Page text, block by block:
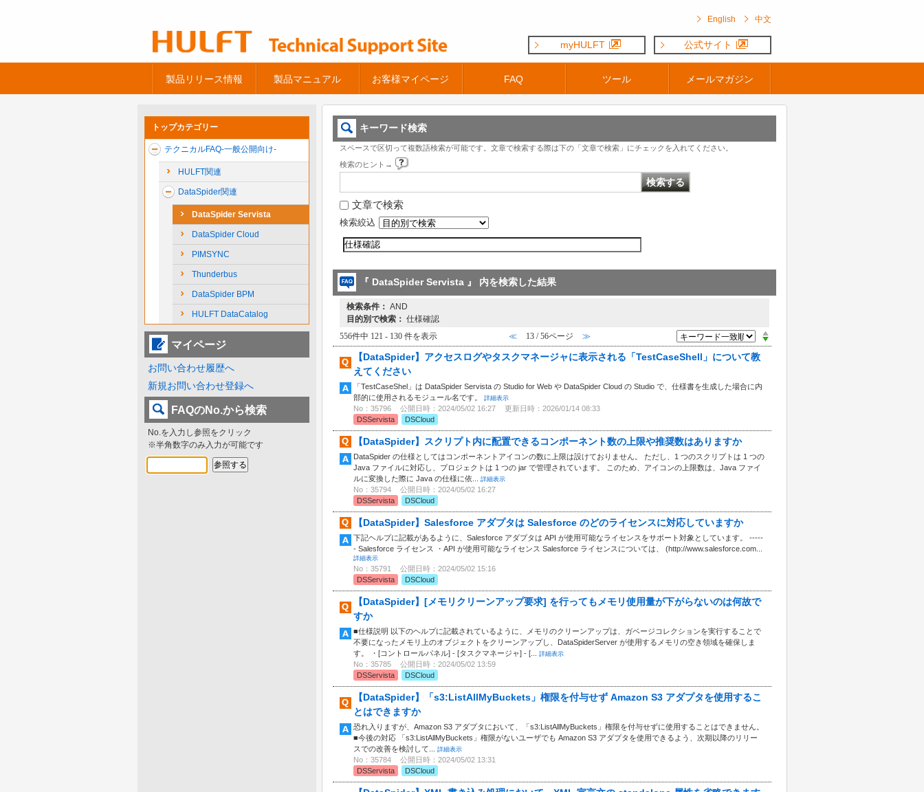
English 中文
製品リリース情報 製品マニュアル お客様マイページ FAQ ツール メールマガジン
myHULFT 公式サイト
トップカテゴリー
テクニカルFAQ-一般公開向け-
HULFT関連
DataSpider関連
DataSpider Servista
DataSpider Cloud
PIMSYNC
Thunderbus
DataSpider BPM
HULFT DataCatalog
マイページ
お問い合わせ履歴へ
新規お問い合わせ登録へ
FAQのNo.から検索
No.を入力し参照をクリック
※半角数字のみ入力が可能です
キーワード検索
スペースで区切って複数語検索が可能です。文章で検索する際は下の「文章で検索」にチェックを入れてください。
検索のヒント→
文章で検索
検索絞込
『 DataSpider Servista 』 内を検索した結果
検索条件： AND
目的別で検索： 仕様確認
556件中 121 - 130 件を表示
≪ 13 / 56ページ ≫
【DataSpider】アクセスログやタスクマネージャに表示される「TestCaseShell」について教
えてください
「TestCaseShel」は DataSpider Servista の Studio for Web や DataSpider Cloud の Studio で、仕様書を生成した場合に内
部的に使用されるモジュール名です。
詳細表示
No：35796 公開日時：2024/05/02 16:27
更新日時：2026/01/14 08:33
DSServista
DSCloud
【DataSpider】スクリプト内に配置できるコンポーネント数の上限や推奨数はありますか
DataSpider の仕様としてはコンポーネントアイコンの数に上限は設けておりません。 ただし、1 つのスクリプトは 1 つの
Java ファイルに対応し、プロジェクトは 1 つの jar で管理されています。 このため、アイコンの上限数は、Java ファイ
ルに変換した際に Java の仕様に依...
詳細表示
No：35794
公開日時：2024/05/02 16:27
DSServista
DSCloud
【DataSpider】Salesforce アダプタは Salesforce のどのライセンスに対応していますか
下記ヘルプに記載があるように、Salesforce アダプタは API が使用可能なライセンスをサポート対象としています。 -----
- Salesforce ライセンス ・API が使用可能なライセンス Salesforce ライセンスについては、 (http://www.salesforce.com...
詳細表示
No：35791
公開日時：2024/05/02 15:16
DSServista
DSCloud
【DataSpider】[メモリクリーンアップ要求] を行ってもメモリ使用量が下がらないのは何故で
すか
■仕様説明 以下のヘルプに記載されているように、メモリのクリーンアップは、ガベージコレクションを実行することで
不要になったメモリ上のオブジェクトをクリーンアップし、DataSpiderServer が使用するメモリの空き領域を確保しま
す。 ・[コントロールパネル] - [タスクマネージャ] - [...
詳細表示
No：35785
公開日時：2024/05/02 13:59
DSServista
DSCloud
【DataSpider】「s3:ListAllMyBuckets」権限を付与せず Amazon S3 アダプタを使用するこ
とはできますか
恐れ入りますが、Amazon S3 アダプタにおいて、「s3:ListAllMyBuckets」権限を付与せずに使用することはできません。
■今後の対応 「s3:ListAllMyBuckets」権限がないユーザでも Amazon S3 アダプタを使用できるよう、次期以降のリリー
スでの改善を検討して...
詳細表示
No：35784
公開日時：2024/05/02 13:31
DSServista
DSCloud